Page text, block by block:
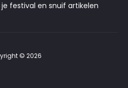
festival en snuif artikelen
© 2026